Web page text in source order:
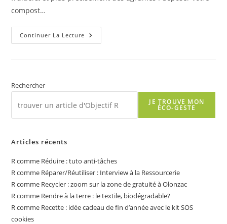
compost…
Continuer La Lecture R
Comme
Au
Des
Fruitiers
Rechercher
JE TROUVE MON
ÉCO-GESTE
Articles récents
R comme Réduire : tuto anti-tâches
R comme Réparer/Réutiliser : Interview à la Ressourcerie
R comme Recycler : zoom sur la zone de gratuité à Olonzac
R comme Rendre à la terre : le textile, biodégradable?
R comme Recette : idée cadeau de fin d’année avec le kit SOS
cookies